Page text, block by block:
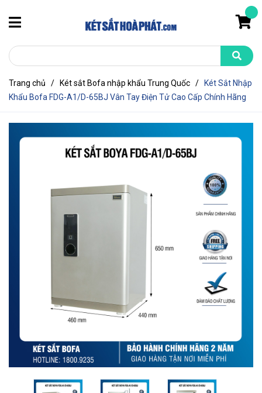
Trang chủ / Két sắt Bofa nhập khẩu Trung Quốc /
Két Sắt Nhập
Khẩu Bofa FDG-A1/D-65BJ Vân Tay Điện Tử Cao Cấp Chính Hãng